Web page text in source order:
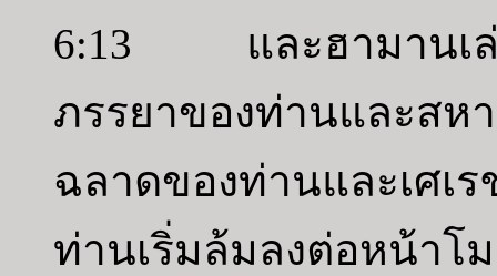
6:13 และฮามานเล่า
ภรรยาของท่านและ
ฉลาดของท่านและเศ
ท่านเริ่มล้มลงต่อหน้าโ